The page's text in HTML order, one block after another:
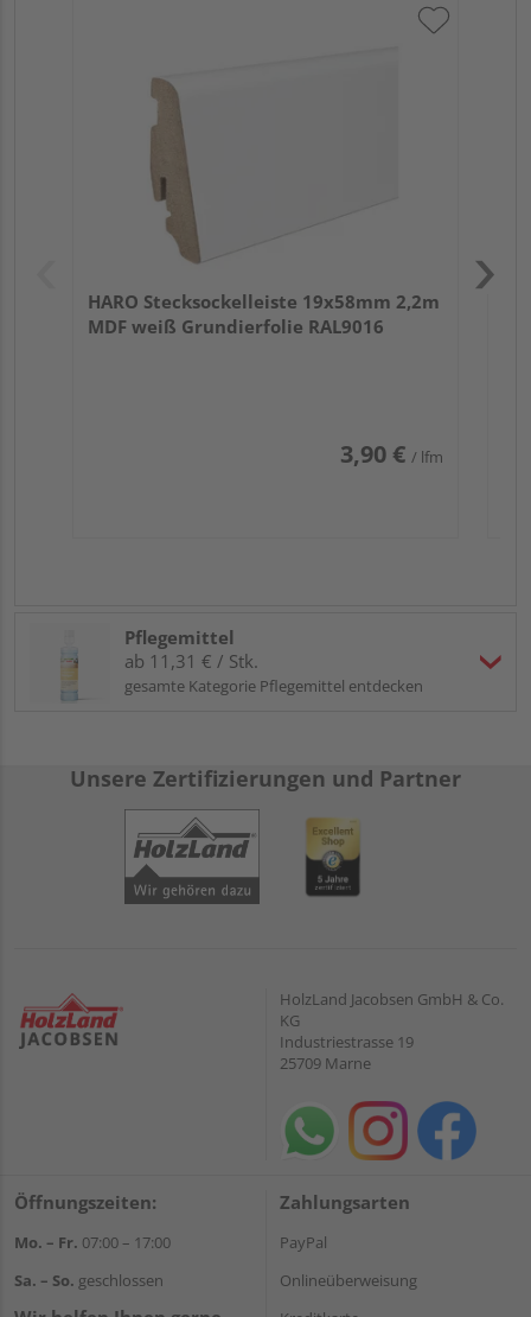
HARO Stecksockelleiste 19x58mm 2,2m
MDF weiß Grundierfolie RAL9016
3,90 € / lfm
Pflegemittel
ab 11,31 € / Stk.
gesamte Kategorie Pflegemittel entdecken
Unsere Zertifizierungen und Partner
HolzLand Jacobsen GmbH & Co.
KG
Industriestrasse 19
25709 Marne
Öffnungszeiten:
Mo. – Fr. 07:00 – 17:00
Sa. – So. geschlossen
Zahlungsarten
PayPal
Onlineüberweisung